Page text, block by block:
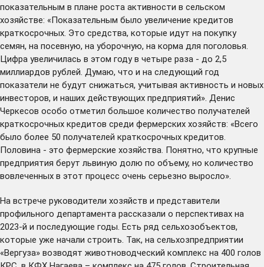
показательным в плане роста активности в сельском
хозяйстве: «Показательным было увеличение кредитов
краткосрочных. Это средства, которые идут на покупку
семян, на посевную, на уборочную, на корма для поголовья.
Цифра увеличилась в этом году в четыре раза - до 2,5
миллиардов рублей. Думаю, что и на следующий год
показатели не будут снижаться, учитывая активность и новых
инвесторов, и наших действующих предприятий». Денис
Черкесов особо отметил большое количество получателей
краткосрочных кредитов среди фермерских хозяйств: «Всего
было более 50 получателей краткосрочных кредитов.
Половина - это фермерские хозяйства. Понятно, что крупные
предприятия берут львиную долю по объему, но количество
вовлеченных в этот процесс очень серьезно выросло».
На встрече руководители хозяйств и представители
профильного департамента рассказали о перспективах на
2023-й и последующие годы. Есть ряд сельхозобъектов,
которые уже начали строить. Так, на сельхозпредприятии
«Вергуза» возводят животноводческий комплекс на 400 голов